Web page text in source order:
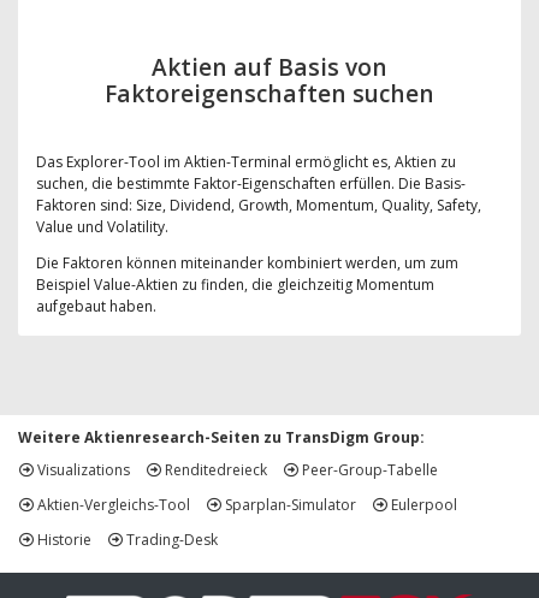
Aktien auf Basis von
Faktoreigenschaften suchen
Das Explorer-Tool im Aktien-Terminal ermöglicht es, Aktien zu
suchen, die bestimmte Faktor-Eigenschaften erfüllen. Die Basis-
Faktoren sind: Size, Dividend, Growth, Momentum, Quality, Safety,
Value und Volatility.
Die Faktoren können miteinander kombiniert werden, um zum
Beispiel Value-Aktien zu finden, die gleichzeitig Momentum
aufgebaut haben.
Weitere Aktienresearch-Seiten zu TransDigm Group:
Visualizations
Renditedreieck
Peer-Group-Tabelle
Aktien-Vergleichs-Tool
Sparplan-Simulator
Eulerpool
Historie
Trading-Desk